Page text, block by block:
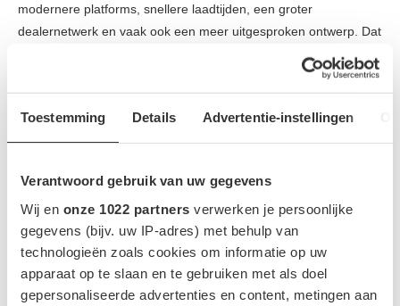
Toestemming Details Advertentie-instellingen
Verantwoord gebruik van uw gegevens
Wij en onze 1022 partners verwerken je persoonlijke
gegevens (bijv. uw IP-adres) met behulp van
technologieën zoals cookies om informatie op uw
apparaat op te slaan en te gebruiken met als doel
gepersonaliseerde advertenties en content, metingen aan
modernere platforms, snellere laadtijden, een groter
dealernetwerk en vaak ook een meer uitgesproken ontwerp. Dat
zal het gewoon heel moeilijk maken voor de Atto 3, en de
update zal daar waarschijnlijk niet zo heel veel aan veranderen.
BYD
0
BAS VAN DER WEERD